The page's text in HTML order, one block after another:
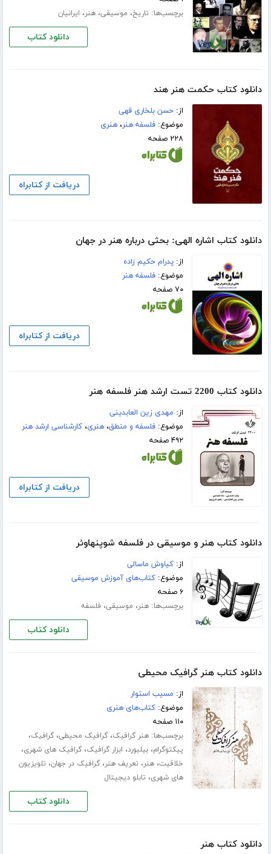
برچسب‌ها: تاریخ، موسیقی،هنر، ایرانیان
دانلود کتاب
دانلود کتاب حکمت هنر هند
از:حسن بلخاری قهی
موضوع:فلسفه هنر،هنری
۲۲۸ صفحه
دریافت از کتابراه
دانلود کتاب اشاره الهی: بحثی درباره هنر در جهان
از:پدرام حکیم زاده
موضوع:فلسفه هنر
۷۰ صفحه
دریافت از کتابراه
دانلود کتاب 2200 تست ارشد هنر فلسفه هنر
از: مهدی زین العابدینی
موضوع:فلسفه و منطق،هنری،کارشناسی ارشد هنر
۴۹۲ صفحه
دریافت از کتابراه
دانلود کتاب هنر و موسیقی در فلسفه شوپنهاوئر
از:کیاوش ماسالی
موضوع:کتاب‌های آموزش موسیقی
۶ صفحه
برچسب‌ها:هنر، موسیقی، فلسفه
دانلود کتاب
دانلود کتاب هنر گرافیک محیطی
از: مسیب استوار
موضوع:کتاب‌های هنری
۱۱۰ صفحه
برچسب‌ها:هنر گرافیک،گرافیک محیطی،گرافیک،
پیکتوگرام،بیلبورد، ابزار گرافیک،گرافیک های شهری،
خلاقیت،هنر، تعریف هنر،گرافیک در جهان، تلویزیون
های شهری، تابلو دیجیتال
دانلود کتاب
دانلود کتاب هنر